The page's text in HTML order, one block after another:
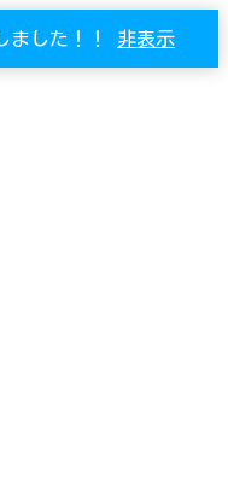
ました！！ 非表示